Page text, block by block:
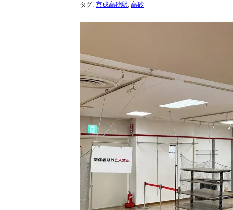
タグ: 京成高砂駅 高砂